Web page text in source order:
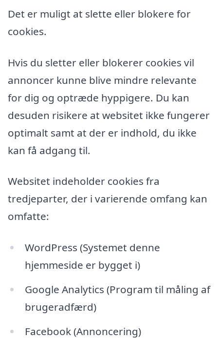
Det er muligt at slette eller blokere for
cookies.
Hvis du sletter eller blokerer cookies vil
annoncer kunne blive mindre relevante
for dig og optræde hyppigere. Du kan
desuden risikere at websitet ikke fungerer
optimalt samt at der er indhold, du ikke
kan få adgang til.
Websitet indeholder cookies fra
tredjeparter, der i varierende omfang kan
omfatte:
WordPress (Systemet denne
hjemmeside er bygget i)
Google Analytics (Program til måling af
brugeradfærd)
Facebook (Annoncering)